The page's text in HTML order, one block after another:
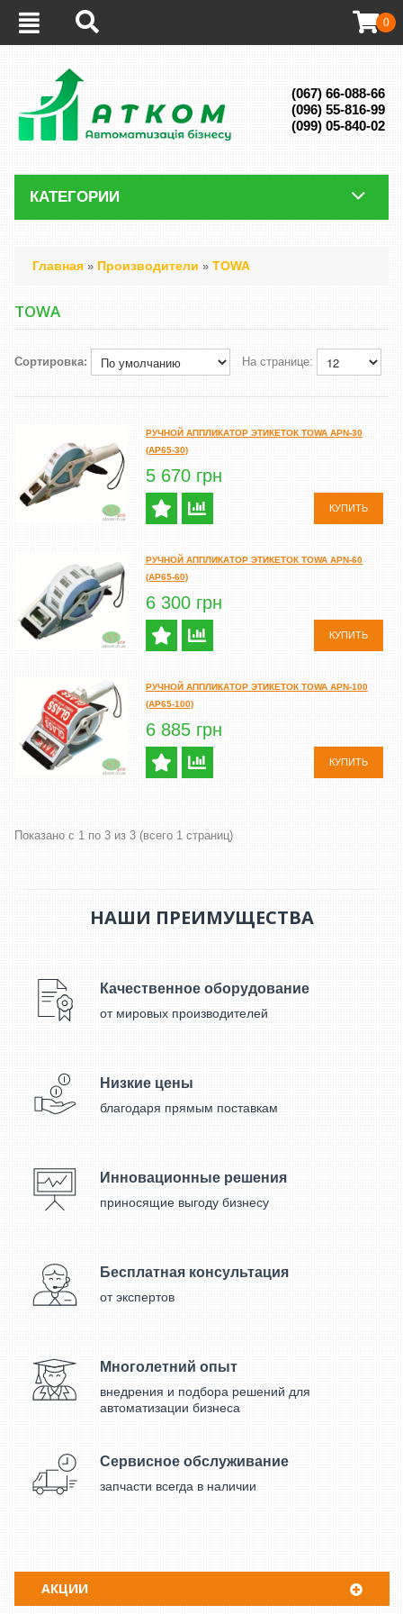
(067) 66-088-66
(096) 55-816-99
(099) 05-840-02
0
КАТЕГОРИИ
Главная » Производители » TOWA
TOWA
Сортировка: На странице:
РУЧНОЙ АППЛИКАТОР ЭТИКЕТОК TOWA APN-30
(AP65-30)
5 670 грн
КУПИТЬ
РУЧНОЙ АППЛИКАТОР ЭТИКЕТОК TOWA APN-60
(AP65-60)
6 300 грн
КУПИТЬ
РУЧНОЙ АППЛИКАТОР ЭТИКЕТОК TOWA APN-100
(AP65-100)
6 885 грн
КУПИТЬ
Показано с 1 по 3 из 3 (всего 1 страниц)
НАШИ ПРЕИМУЩЕСТВА
Качественное оборудование
от мировых производителей
Низкие цены
благодаря прямым поставкам
Инновационные решения
приносящие выгоду бизнесу
Бесплатная консультация
от экспертов
Многолетний опыт
внедрения и подбора решений для
автоматизации бизнеса
Сервисное обслуживание
запчасти всегда в наличии
АКЦИИ